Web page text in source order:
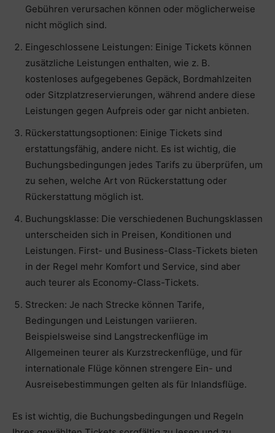
Gebühren verursachen können oder möglicherweise
nicht möglich sind.
Eingeschlossene Leistungen: Einige Tickets können
zusätzliche Leistungen enthalten, wie z. B.
kostenloses aufgegebenes Gepäck, Bordmahlzeiten
oder Sitzplatzreservierungen, während andere diese
Leistungen gegen Aufpreis oder gar nicht anbieten.
Rückerstattungsoptionen: Einige Tickets sind
erstattungsfähig, andere nicht. Es ist wichtig, die
Buchungsbedingungen jedes Tarifs zu überprüfen, um
zu sehen, welche Art von Rückerstattung oder
Rückerstattung möglich ist.
Buchungsklasse: Die verschiedenen Buchungsklassen
unterscheiden sich in Preisen, Konditionen und
Leistungen. First- und Business-Class-Tickets bieten
in der Regel mehr Komfort und Service, sind aber
auch teurer als Economy-Class-Tickets.
Strecken: Je nach Strecke können Tarife,
Bedingungen und Leistungen variieren.
Beispielsweise sind Langstreckenflüge im
Allgemeinen teurer als Kurzstreckenflüge, und für
internationale Flüge können strengere Ein- und
Ausreisebestimmungen gelten als für Inlandsflüge.
Es ist wichtig, die Buchungsbedingungen und Regeln